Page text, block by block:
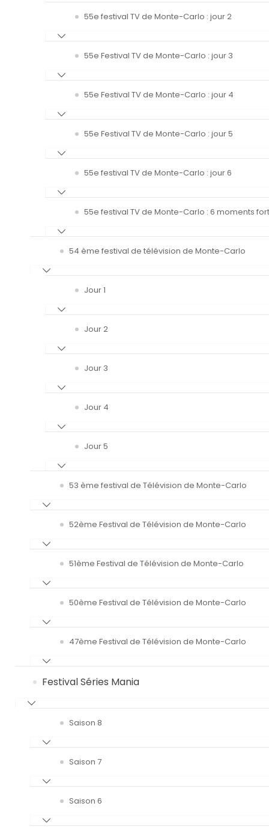
55e festival TV de Monte-Carlo : jour 2
55e Festival TV de Monte-Carlo : jour 3
55e Festival TV de Monte-Carlo : jour 4
55e Festival TV de Monte-Carlo : jour 5
55e festival TV de Monte-Carlo : jour 6
55e festival TV de Monte-Carlo : 6 moments
54 ème festival de télévision de Monte-Carlo
Jour 1
Jour 2
Jour 3
Jour 4
Jour 5
53 ème festival de Télévision de Monte-Carlo
52ème Festival de Télévision de Monte-Carlo
51ème Festival de Télévision de Monte-Carlo
50ème Festival de Télévision de Monte-Carlo
47ème Festival de Télévision de Monte-Carlo
Festival Séries Mania
Saison 8
Saison 7
Saison 6